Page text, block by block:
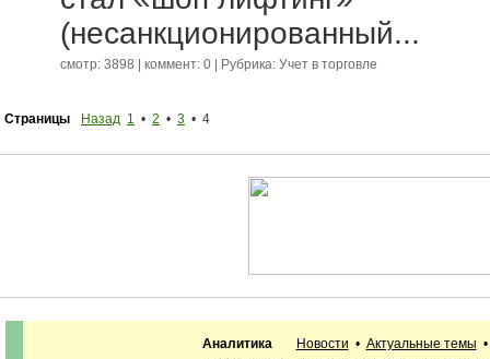
(несанкционированный...
смотр: 3898 | коммент: 0 | Рубрика: Учет в торговле
Страницы Назад 1 • 2 • 3 • 4
Аналитика Новости • Актуальные темы